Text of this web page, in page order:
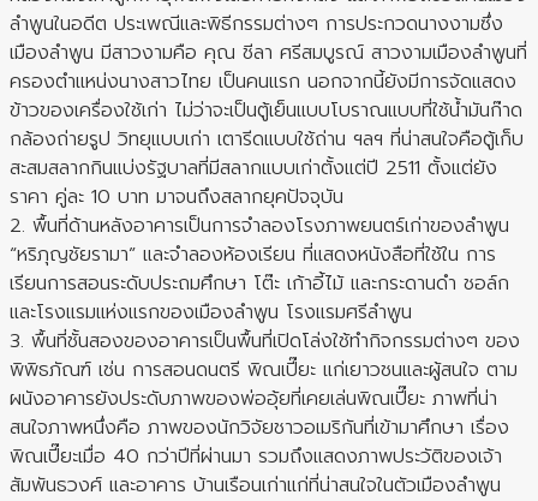
ลำพูนในอดีต ประเพณีและพิธีกรรมต่างๆ การประกวดนางงามซึ่ง
เมืองลำพูน มีสาวงามคือ คุณ ชีลา ศรีสมบูรณ์ สาวงามเมืองลำพูนที่
ครองตำแหน่งนางสาวไทย เป็นคนแรก นอกจากนี้ยังมีการจัดแสดง
ข้าวของเครื่องใช้เก่า ไม่ว่าจะเป็นตู้เย็นแบบโบราณแบบที่ใช้น้ำมันก๊าด
กล้องถ่ายรูป วิทยุแบบเก่า เตารีดแบบใช้ถ่าน ฯลฯ ที่น่าสนใจคือตู้เก็บ
สะสมสลากกินแบ่งรัฐบาลที่มีสลากแบบเก่าตั้งแต่ปี 2511 ตั้งแต่ยัง
ราคา คู่ละ 10 บาท มาจนถึงสลากยุคปัจจุบัน
2. พื้นที่ด้านหลังอาคารเป็นการจำลองโรงภาพยนตร์เก่าของลำพูน
“หริภุญชัยรามา” และจำลองห้องเรียน ที่แสดงหนังสือที่ใช้ใน การ
เรียนการสอนระดับประถมศึกษา โต๊ะ เก้าอี้ไม้ และกระดานดำ ชอล์ก
และโรงแรมแห่งแรกของเมืองลำพูน โรงแรมศรีลำพูน
3. พื้นที่ชั้นสองของอาคารเป็นพื้นที่เปิดโล่งใช้ทำกิจกรรมต่างๆ ของ
พิพิธภัณฑ์ เช่น การสอนดนตรี พิณเปี๊ยะ แก่เยาวชนและผู้สนใจ ตาม
ผนังอาคารยังประดับภาพของพ่ออุ้ยที่เคยเล่นพิณเปี๊ยะ ภาพที่น่า
สนใจภาพหนึ่งคือ ภาพของนักวิจัยชาวอเมริกันที่เข้ามาศึกษา เรื่อง
พิณเปี๊ยะเมื่อ 40 กว่าปีที่ผ่านมา รวมถึงแสดงภาพประวัติของเจ้า
สัมพันธวงศ์ และอาคาร บ้านเรือนเก่าแก่ที่น่าสนใจในตัวเมืองลำพูน